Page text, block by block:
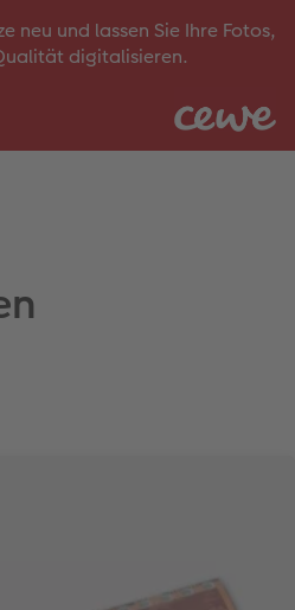
neu und lassen Sie Ihre Fotos,
digitalisieren.